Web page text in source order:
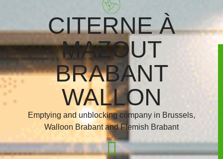
CITERNE À
MAZOUT
BRABANT
WALLON
Emptying and unblocking company in Brussels,
Walloon Brabant and Flemish Brabant